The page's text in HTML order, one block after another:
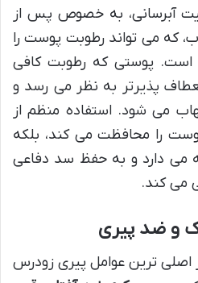
آبرسانی، به خصوص پس از
که می تواند رطوبت پوست را
است. پوستی که رطوبت کافی
پذیرتر به نظر می رسد و
می شود. استفاده منظم از
را محافظت می کند، بلکه
می دارد و به حفظ سد دفاعی
می کند.
و ضد پیری
اصلی ترین عوامل پیری زودرس